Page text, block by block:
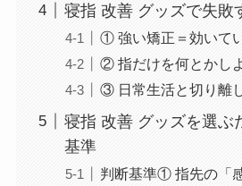
寝指 改善 グッズで失敗
① 強い矯正＝効いて
② 指だけを何とかし
③ 日常生活と切り離
寝指 改善 グッズを選ぶ
基準
判断基準① 指先の「